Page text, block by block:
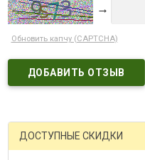
→
Обновить капчу (CAPTCHA)
ДОСТУПНЫЕ СКИДКИ